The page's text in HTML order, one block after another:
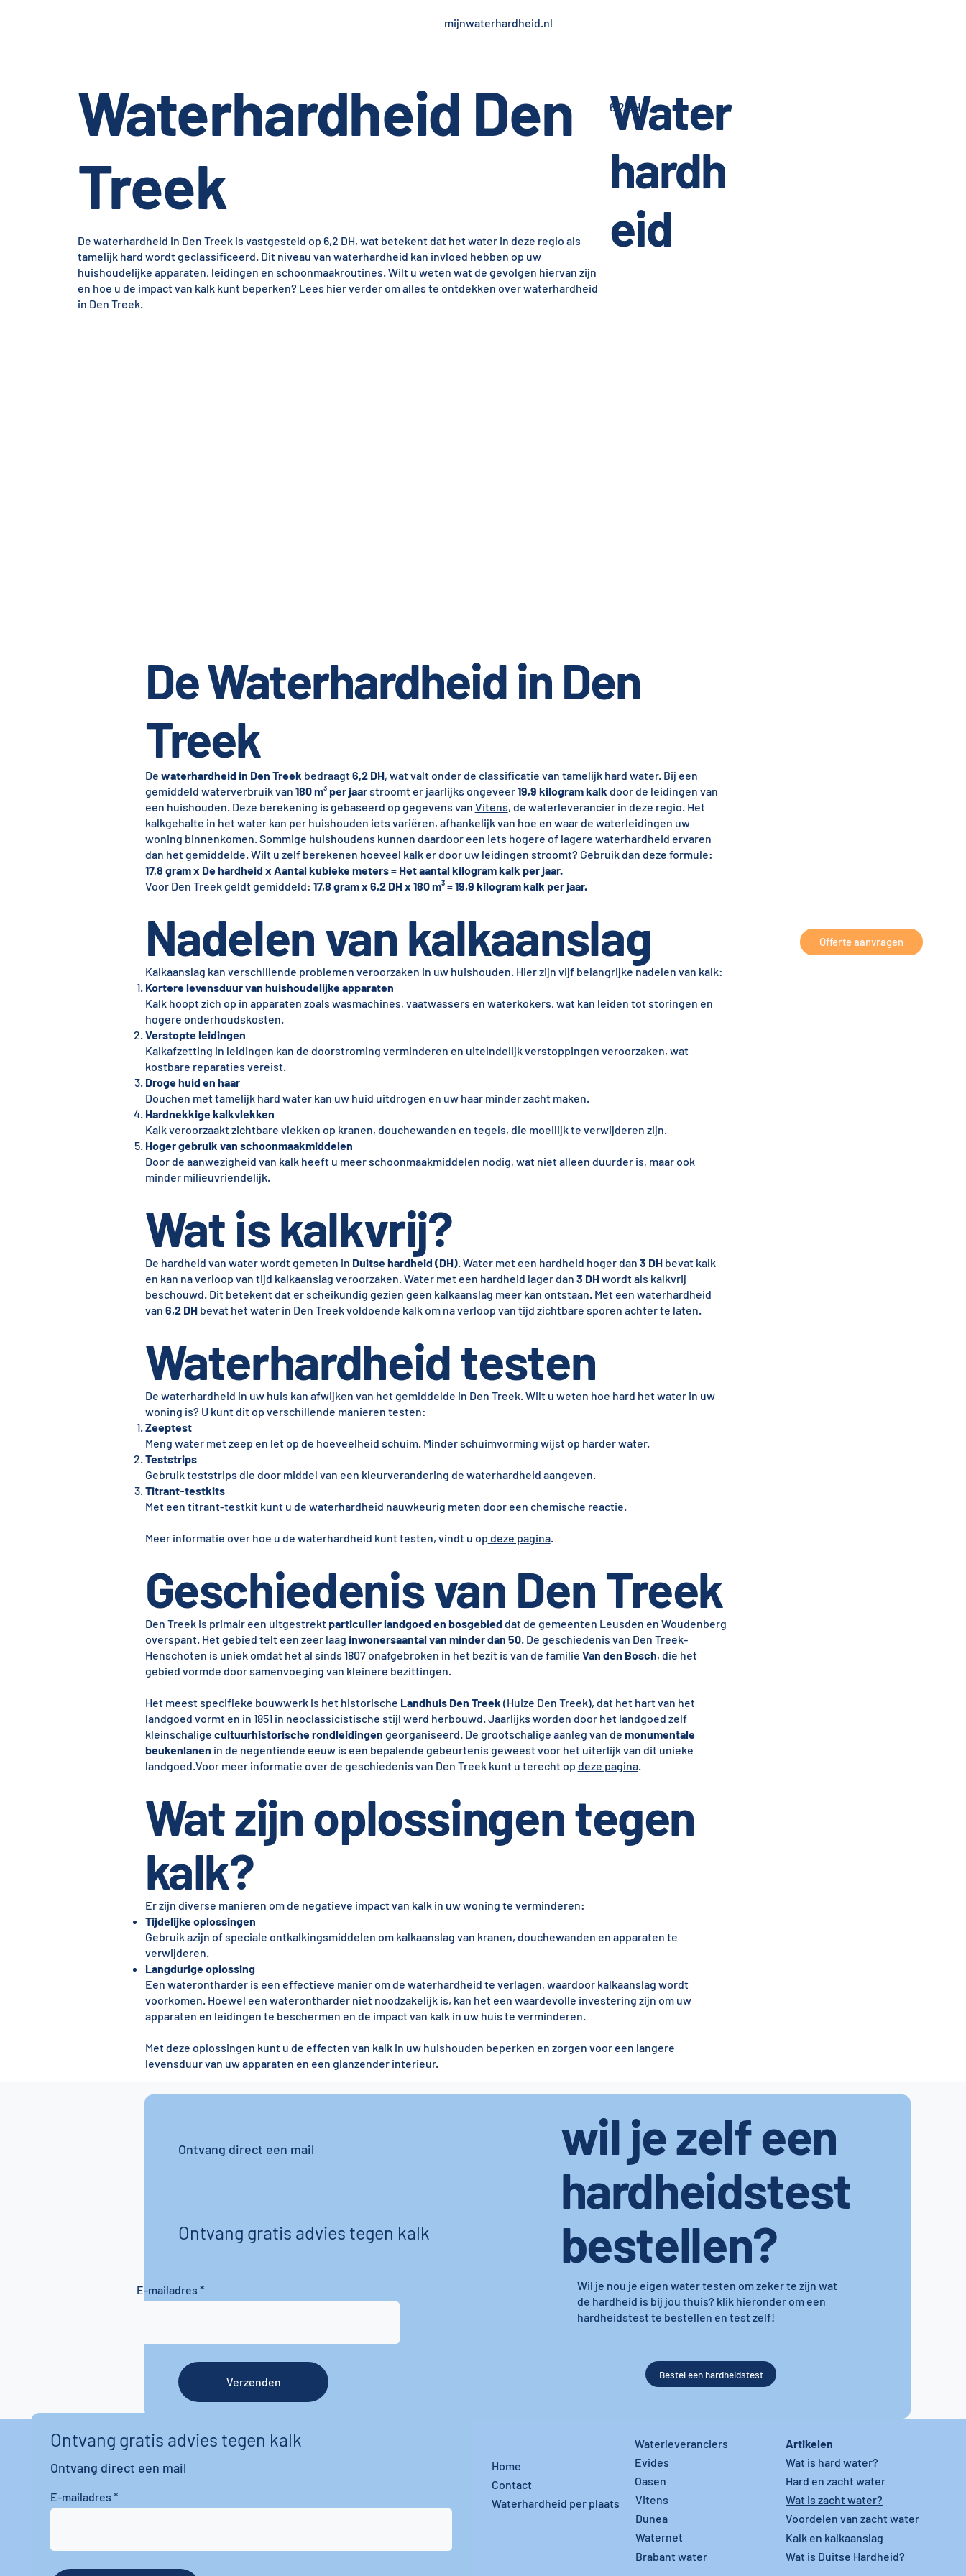
mijnwaterhardheid.nl
Waterhardheid Den
Treek
De waterhardheid in Den Treek is vastgesteld op 6,2 DH, wat betekent dat het water in deze regio als
tamelijk hard wordt geclassificeerd. Dit niveau van waterhardheid kan invloed hebben op uw
huishoudelijke apparaten, leidingen en schoonmaakroutines. Wilt u weten wat de gevolgen hiervan zijn
en hoe u de impact van kalk kunt beperken? Lees hier verder om alles te ontdekken over waterhardheid
in Den Treek.
Water
hardh
eid
6,2 dH
De Waterhardheid in Den
Treek
De waterhardheid in Den Treek bedraagt6,2 DH, wat valt onder de classificatie van tamelijk hard water. Bij een
gemiddeld waterverbruik van 180 m³ per jaarstroomt er jaarlijks ongeveer19,9 kilogram kalk door de leidingen van
een huishouden. Deze berekening is gebaseerd op gegevens van Vitens, de waterleverancier in deze regio. Het
kalkgehalte in het water kan per huishouden iets variëren, afhankelijk van hoe en waar de waterleidingen uw
woning binnenkomen. Sommige huishoudens kunnen daardoor een iets hogere of lagere waterhardheid ervaren
dan het gemiddelde. Wilt u zelf berekenen hoeveel kalk er door uw leidingen stroomt? Gebruik dan deze formule:
17,8 gram x De hardheid x Aantal kubieke meters = Het aantal kilogram kalk per jaar.
Voor Den Treek geldt gemiddeld: 17,8 gram x 6,2 DH x 180 m³ = 19,9 kilogram kalk per jaar.
Nadelen van kalkaanslag
Kalkaanslag kan verschillende problemen veroorzaken in uw huishouden. Hier zijn vijf belangrijke nadelen van kalk:
Kortere levensduur van huishoudelijke apparaten
Kalk hoopt zich op in apparaten zoals wasmachines, vaatwassers en waterkokers, wat kan leiden tot storingen en
hogere onderhoudskosten.
Verstopte leidingen
Kalkafzetting in leidingen kan de doorstroming verminderen en uiteindelijk verstoppingen veroorzaken, wat
kostbare reparaties vereist.
Droge huid en haar
Douchen met tamelijk hard water kan uw huid uitdrogen en uw haar minder zacht maken.
Hardnekkige kalkvlekken
Kalk veroorzaakt zichtbare vlekken op kranen, douchewanden en tegels, die moeilijk te verwijderen zijn.
Hoger gebruik van schoonmaakmiddelen
Door de aanwezigheid van kalk heeft u meer schoonmaakmiddelen nodig, wat niet alleen duurder is, maar ook
minder milieuvriendelijk.
Wat is kalkvrij?
De hardheid van water wordt gemeten in Duitse hardheid (DH). Water met een hardheid hoger dan 3 DHbevat kalk
en kan na verloop van tijd kalkaanslag veroorzaken. Water met een hardheid lager dan 3 DHwordt als kalkvrij
beschouwd. Dit betekent dat er scheikundig gezien geen kalkaanslag meer kan ontstaan. Met een waterhardheid
van 6,2 DHbevat het water in Den Treek voldoende kalk om na verloop van tijd zichtbare sporen achter te laten.
Waterhardheid testen
De waterhardheid in uw huis kan afwijken van het gemiddelde in Den Treek. Wilt u weten hoe hard het water in uw
woning is? U kunt dit op verschillende manieren testen:
Zeeptest
Meng water met zeep en let op de hoeveelheid schuim. Minder schuimvorming wijst op harder water.
Teststrips
Gebruik teststrips die door middel van een kleurverandering de waterhardheid aangeven.
Titrant-testkits
Met een titrant-testkit kunt u de waterhardheid nauwkeurig meten door een chemische reactie.
Meer informatie over hoe u de waterhardheid kunt testen, vindt u op deze pagina.
Geschiedenis van Den Treek
Den Treek is primair een uitgestrekt particulier landgoed en bosgebied dat de gemeenten Leusden en Woudenberg
overspant. Het gebied telt een zeer laag inwonersaantal van minder dan 50. De geschiedenis van Den Treek-
Henschoten is uniek omdat het al sinds 1807 onafgebroken in het bezit is van de familie Van den Bosch, die het
gebied vormde door samenvoeging van kleinere bezittingen.
Het meest specifieke bouwwerk is het historische Landhuis Den Treek (Huize Den Treek), dat het hart van het
landgoed vormt en in 1851 in neoclassicistische stijl werd herbouwd. Jaarlijks worden door het landgoed zelf
kleinschalige cultuurhistorische rondleidingen georganiseerd. De grootschalige aanleg van de monumentale
beukenlanen in de negentiende eeuw is een bepalende gebeurtenis geweest voor het uiterlijk van dit unieke
landgoed.Voor meer informatie over de geschiedenis van Den Treek kunt u terecht op deze pagina.
Wat zijn oplossingen tegen
kalk?
Er zijn diverse manieren om de negatieve impact van kalk in uw woning te verminderen:
Tijdelijke oplossingen
Gebruik azijn of speciale ontkalkingsmiddelen om kalkaanslag van kranen, douchewanden en apparaten te
verwijderen.
Langdurige oplossing
Een waterontharder is een effectieve manier om de waterhardheid te verlagen, waardoor kalkaanslag wordt
voorkomen. Hoewel een waterontharder niet noodzakelijk is, kan het een waardevolle investering zijn om uw
apparaten en leidingen te beschermen en de impact van kalk in uw huis te verminderen.
Met deze oplossingen kunt u de effecten van kalk in uw huishouden beperken en zorgen voor een langere
levensduur van uw apparaten en een glanzender interieur.
Offerte aanvragen
Ontvang gratis advies tegen kalk
Ontvang direct een mail
wil je zelf een
hardheidstest
bestellen?
E-mailadres
Wil je nou je eigen water testen om zeker te zijn wat
de hardheid is bij jou thuis? klik hieronder om een
hardheidstest te bestellen en test zelf!
Verzenden
Bestel een hardheidstest
Ontvang gratis advies tegen kalk
Ontvang direct een mail
E-mailadres
Home
Contact
Waterhardheid per plaats
Waterleveranciers
Evides
Oasen
Vitens
Dunea
Waternet
Brabant water
Artikelen
Wat is hard water?
Hard en zacht water
Wat is zacht water?
Voordelen van zacht water
Kalk en kalkaanslag
Wat is Duitse Hardheid?